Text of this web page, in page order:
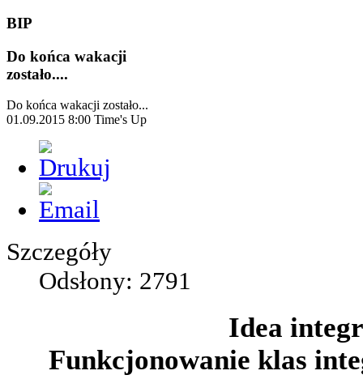
BIP
Do końca wakacji
zostało....
Do końca wakacji zostało...
01.09.2015 8:00 Time's Up
Szczegóły
Odsłony: 2791
Idea
Funkcjonowanie klas